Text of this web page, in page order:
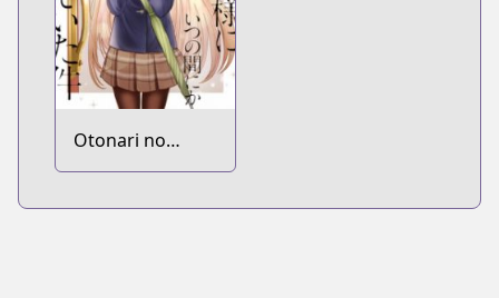
Otonari no
Tenshi-sama ni